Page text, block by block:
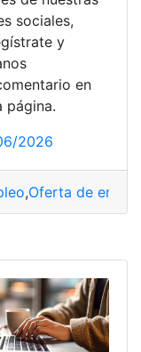
sociales,
y
en
página.
2026
,Oferta de